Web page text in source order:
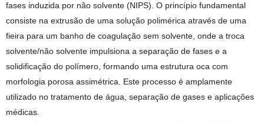
fases induzida por não solvente (NIPS). O princípio fundamental
consiste na extrusão de uma solução polimérica através de uma
fieira para um banho de coagulação sem solvente, onde a troca
solvente/não solvente impulsiona a separação de fases e a
solidificação do polímero, formando uma estrutura oca com
morfologia porosa assimétrica. Este processo é amplamente
utilizado no tratamento de água, separação de gases e aplicações
médicas.